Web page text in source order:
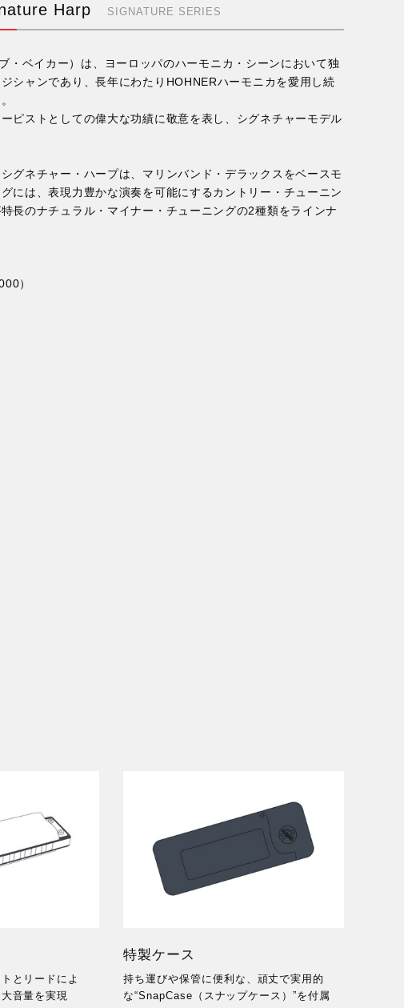
Harp SIGNATURE SERIES
・ベイカー）は、ヨーロッパのハーモニカ・シーンにおいて独
シャンであり、長年にわたりHOHNERハーモニカを愛用し続
ピストとしての偉大な功績に敬意を表し、シグネチャーモデル
グネチャー・ハープは、マリンバンド・デラックスをベースモ
には、表現力豊かな演奏を可能にするカントリー・チューニン
長のナチュラル・マイナー・チューニングの2種類をラインナ
）
とリードによ
音量を実現
特製ケース
持ち運びや保管に便利な、頑丈で実用的
な“SnapCase（スナップケース）”を付属